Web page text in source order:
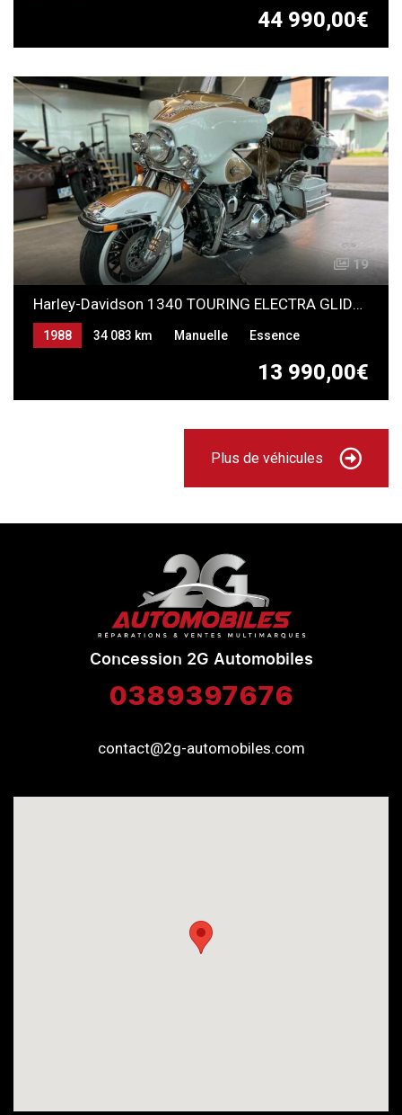
44 990,00€
ESSENCE ELECTRICITE (RECHARGEABLE)
19
Harley-Davidson 1340 TOURING ELECTRA GLIDE CLASSIC
13 990,00€
1988 34 083 km Manuelle Essence
Plus de véhicules
Concession 2G Automobiles
0389397676
contact@2g-automobiles.com